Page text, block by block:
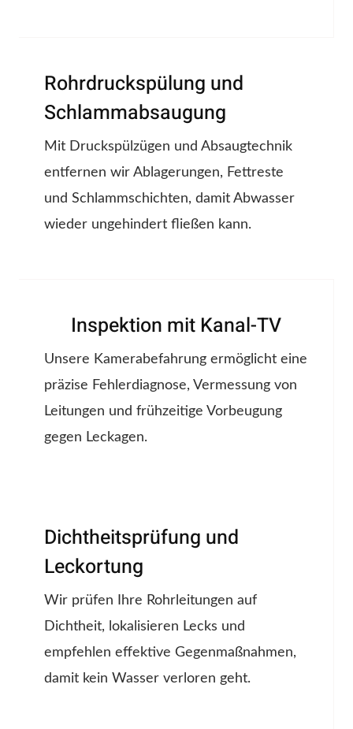
Rohrdruckspülung und
Schlammabsaugung
Mit Druckspülzügen und Absaugtechnik
entfernen wir Ablagerungen, Fettreste
und Schlammschichten, damit Abwasser
wieder ungehindert fließen kann.
Inspektion mit Kanal-TV
Unsere Kamerabefahrung ermöglicht eine
präzise Fehlerdiagnose, Vermessung von
Leitungen und frühzeitige Vorbeugung
gegen Leckagen.
Dichtheitsprüfung und
Leckortung
Wir prüfen Ihre Rohrleitungen auf
Dichtheit, lokalisieren Lecks und
empfehlen effektive Gegenmaßnahmen,
damit kein Wasser verloren geht.